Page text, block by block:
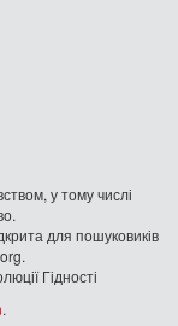
у тому числі
для пошуковиків
Гідності
.